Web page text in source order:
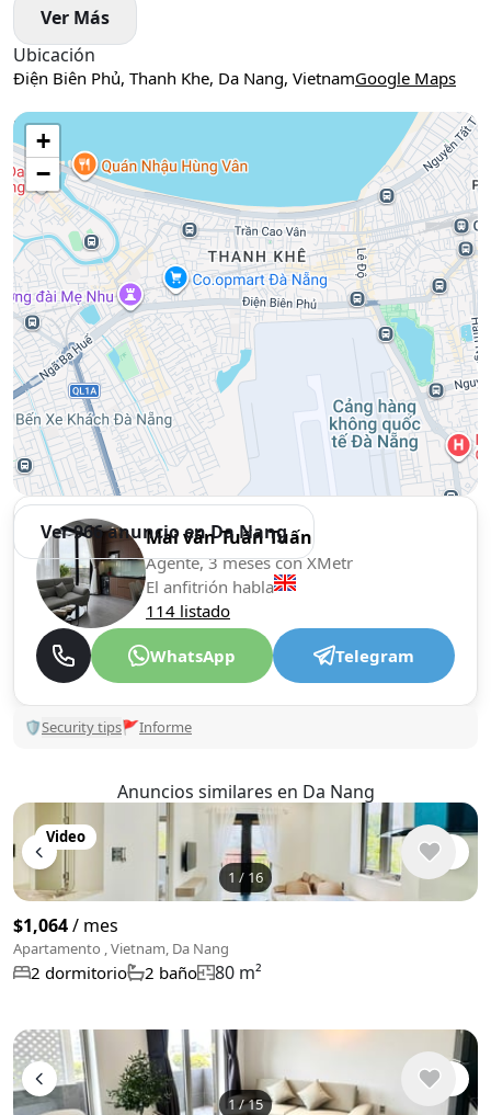
Ver Más
Ubicación
Điện Biên Phủ, Thanh Khe, Da Nang, VietnamGoogle Maps
+
−
Use two fingers to move the map
Ver 966 anuncio en Da Nang
Mai văn Tuấn Tuấn
Agente, 3 meses con XMetr
El anfitrión habla
114 listado
WhatsApp Telegram
🛡Security tips🚩Informe
Anuncios similares en Da Nang
1 / 16
Video
$1,064/ mes
Apartamento , Vietnam, Da Nang
2 dormitorio 2 baño 80 m²
1/15